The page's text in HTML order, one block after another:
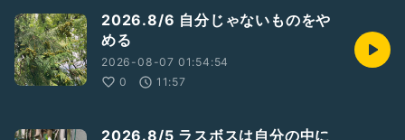
#潜在意識
#現実創造
#意識
#内観
2026.8/6 自分じゃないものをや
める
2026-08-07 01:54:54
0
11:57
2026.8/5 ラスボスは自分の中に